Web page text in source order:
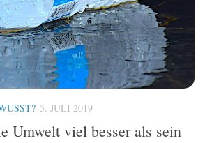
5. JULI 2019
Umwelt viel besser als sein